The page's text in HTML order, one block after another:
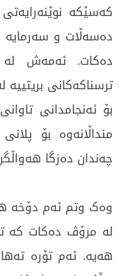
کەسێکە
دەسەڵات و
دەکات. ئەمەش لە
ترسناکەکانی
بۆ ئەنجامدانی
منداڵانەوە بۆ
چەندان دەزگا
وەک وتم ئەم دۆخە
لە مرۆڤ دەکات کە
هەیە. ئەم تۆرە تەها